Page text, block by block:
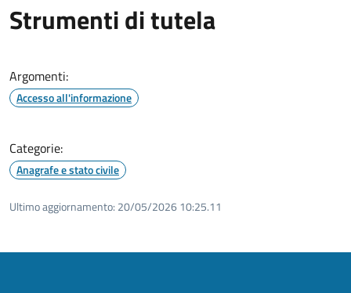
Strumenti di tutela
Argomenti:
Accesso all'informazione
Categorie:
Anagrafe e stato civile
Ultimo aggiornamento: 20/05/2026 10:25.11